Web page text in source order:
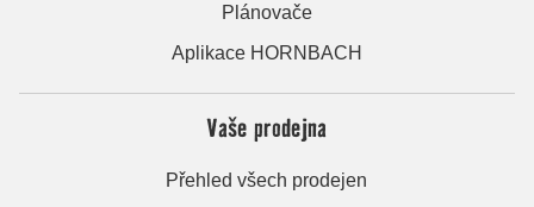
Plánovače
Aplikace HORNBACH
Vaše prodejna
Přehled všech prodejen